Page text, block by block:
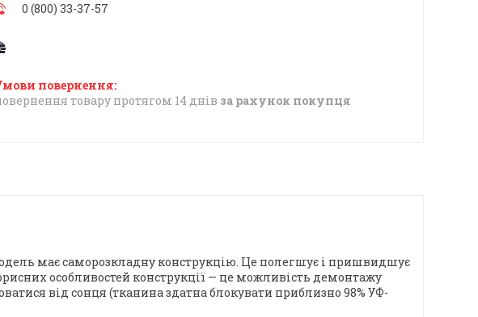
0 (800) 33-37-57
товару протягом 14 днів за рахунок покупця
має саморозкладну конструкцію. Це полегшує і пришвидшує
особливостей конструкції — це можливість демонтажу
від сонця (тканина здатна блокувати приблизно 98% УФ-